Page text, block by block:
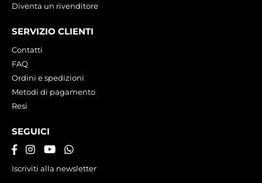
Diventa un rivenditore
SERVIZIO CLIENTI
Contatti
FAQ
Ordini e spedizioni
Metodi di pagamento
Resi
SEGUICI
Iscriviti alla newsletter